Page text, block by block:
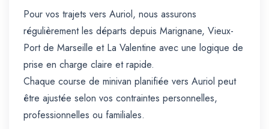
Pour vos trajets vers Auriol, nous assurons
régulièrement les départs depuis Marignane, Vieux-
Port de Marseille et La Valentine avec une logique de
prise en charge claire et rapide.
Chaque course de minivan planifiée vers Auriol peut
être ajustée selon vos contraintes personnelles,
professionnelles ou familiales.